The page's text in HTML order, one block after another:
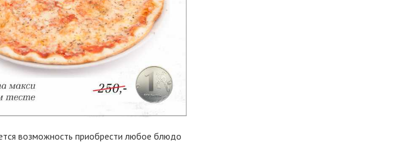
возможность приобрести любое блюдо